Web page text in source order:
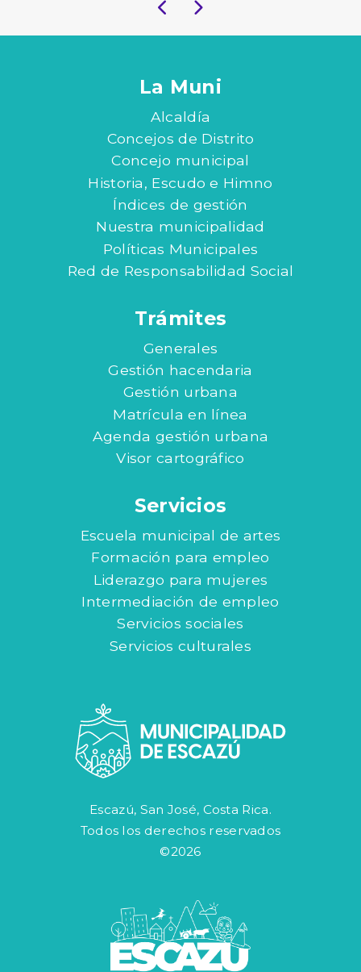
La Muni
Alcaldía
Concejos de Distrito
Concejo municipal
Historia, Escudo e Himno
Índices de gestión
Nuestra municipalidad
Políticas Municipales
Red de Responsabilidad Social
Trámites
Generales
Gestión hacendaria
Gestión urbana
Matrícula en línea
Agenda gestión urbana
Visor cartográfico
Servicios
Escuela municipal de artes
Formación para empleo
Liderazgo para mujeres
Intermediación de empleo
Servicios sociales
Servicios culturales
Escazú, San José, Costa Rica.
Todos los derechos reservados
©2026